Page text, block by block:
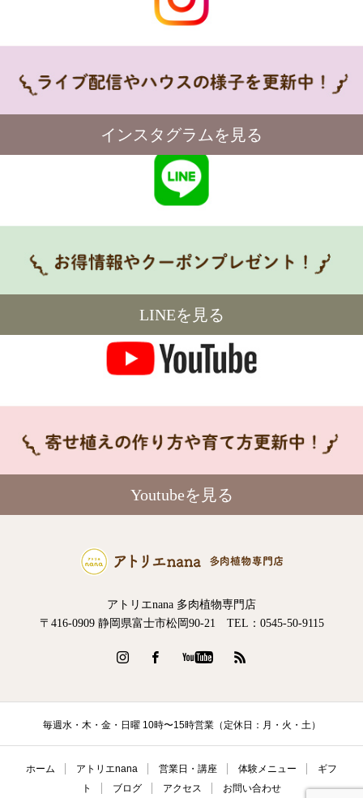
インスタグラムを見る
LINEを見る
Youtubeを見る
アトリエnana 多肉植物専門店
〒416-0909 静岡県富士市松岡90-21 TEL：0545-50-9115
毎週水・木・金・日曜 10時〜15時営業（定休日：月・火・土）
ホーム アトリエnana 営業日・講座 体験メニュー
ギフ
ト
ブログ アクセス お問い合わせ